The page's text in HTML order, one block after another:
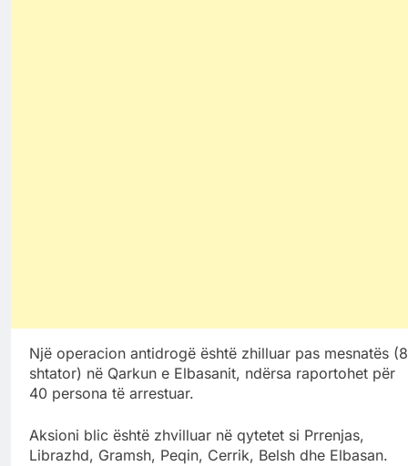
Një operacion antidrogë është zhilluar pas mesnatës (8
shtator) në Qarkun e Elbasanit, ndërsa raportohet për
40 persona të arrestuar.
Aksioni blic është zhvilluar në qytetet si Prrenjas,
Librazhd, Gramsh, Peqin, Cerrik, Belsh dhe Elbasan.